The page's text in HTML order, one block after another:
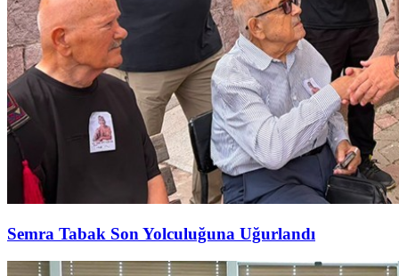
Semra Tabak Son Yolculuğuna Uğurlandı